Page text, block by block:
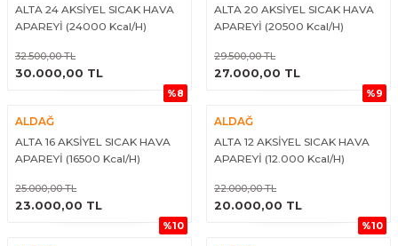
ALTA 24 AKSİYEL SICAK HAVA
APAREYİ (24000 Kcal/H)
32.500,00 TL
30.000,00 TL
ÜRÜNÜ İNCELE
ALTA 20 AKSİYEL SICAK HAVA
APAREYİ (20500 Kcal/H)
29.500,00 TL
27.000,00 TL
ÜRÜNÜ İNCELE
%8
ALDAĞ
ALTA 16 AKSİYEL SICAK HAVA
APAREYİ (16500 Kcal/H)
25.000,00 TL
23.000,00 TL
ÜRÜNÜ İNCELE
%9
ALDAĞ
ALTA 12 AKSİYEL SICAK HAVA
APAREYİ (12.000 Kcal/H)
22.000,00 TL
20.000,00 TL
ÜRÜNÜ İNCELE
%10 %10